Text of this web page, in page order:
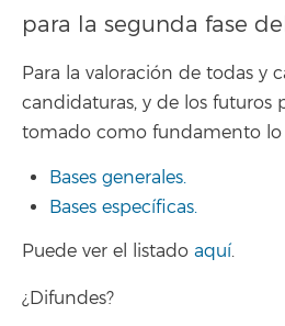
para la segunda fase
Para la valoración de todas y
candidaturas, y de los futuros
tomado como fundamento lo
Bases generales.
Bases específicas.
Puede ver el listado aquí.
¿Difundes?